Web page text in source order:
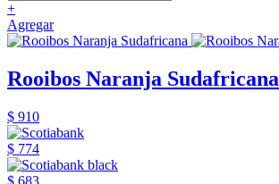
+
Agregar
Rooibos Naranja Sudafricana
$ 910
$ 774
$ 683